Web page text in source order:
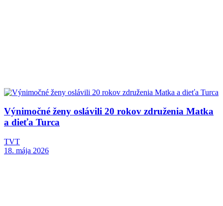
Výnimočné ženy oslávili 20 rokov združenia Matka
a dieťa Turca
TVT
18. mája 2026